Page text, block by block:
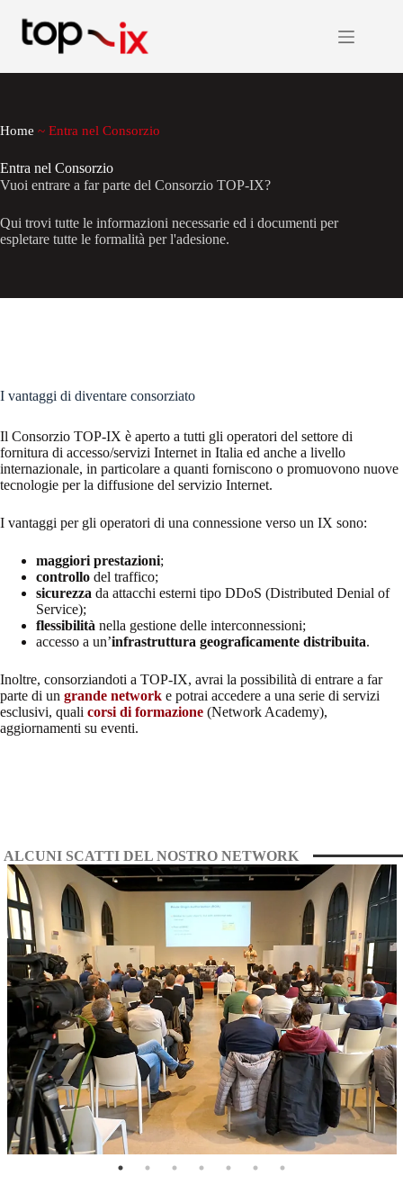
contenuto
Home ~ Entra nel Consorzio
Entra nel Consorzio
Vuoi entrare a far parte del Consorzio TOP-IX?
Qui trovi tutte le informazioni necessarie ed i documenti per
espletare tutte le formalità per l'adesione.
I vantaggi di diventare consorziato
Il Consorzio TOP-IX è aperto a tutti gli operatori del settore di
fornitura di accesso/servizi Internet in Italia ed anche a livello
internazionale, in particolare a quanti forniscono o promuovono nuove
tecnologie per la diffusione del servizio Internet.
I vantaggi per gli operatori di una connessione verso un IX sono:
maggiori prestazioni;
controllo del traffico;
sicurezza da attacchi esterni tipo DDoS (Distributed Denial of
Service);
flessibilità nella gestione delle interconnessioni;
accesso a un’infrastruttura geograficamente distribuita.
Inoltre, consorziandoti a TOP-IX, avrai la possibilità di entrare a far
parte di un grande network e potrai accedere a una serie di servizi
esclusivi, quali corsi di formazione (Network Academy),
aggiornamenti su eventi.
ALCUNI SCATTI DEL NOSTRO NETWORK